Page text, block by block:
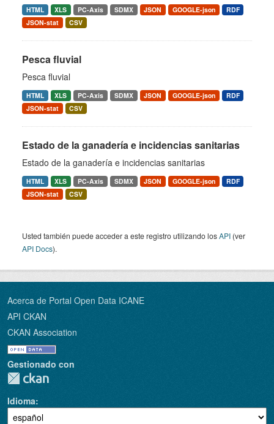
HTML XLS PC-Axis SDMX JSON GOOGLE-json
RDF
JSON-stat
CSV
Pesca fluvial
Pesca fluvial
HTML XLS PC-Axis SDMX JSON GOOGLE-json
RDF
JSON-stat
CSV
Estado de la ganadería e incidencias sanitarias
Estado de la ganadería e incidencias sanitarias
HTML XLS PC-Axis SDMX JSON GOOGLE-json
RDF
JSON-stat
CSV
Usted también puede acceder a este registro utilizando losAPI (ver
API Docs).
Acerca de Portal Open Data ICANE
API CKAN
CKAN Association
Gestionado con
Idioma